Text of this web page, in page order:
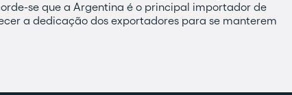
se que a Argentina é o principal importador de
a dedicação dos exportadores para se manterem